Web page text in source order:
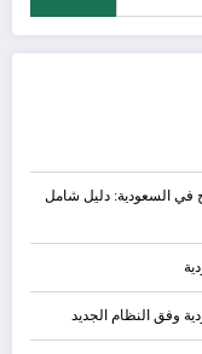
في السعودية: دليل شامل
وفق النظام الجديد